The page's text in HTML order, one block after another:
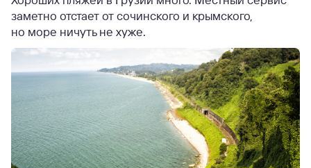
заметно отстает от сочинского и крымского,
но море ничуть не хуже.